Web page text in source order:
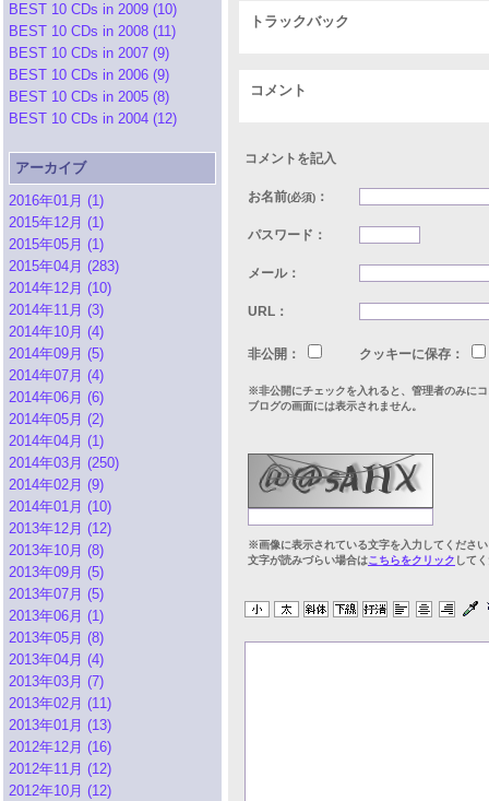
BEST 10 CDs in 2009 (10)
BEST 10 CDs in 2008 (11)
BEST 10 CDs in 2007 (9)
BEST 10 CDs in 2006 (9)
BEST 10 CDs in 2005 (8)
BEST 10 CDs in 2004 (12)
アーカイブ
2016年01月 (1)
2015年12月 (1)
2015年05月 (1)
2015年04月 (283)
2014年12月 (10)
2014年11月 (3)
2014年10月 (4)
2014年09月 (5)
2014年07月 (4)
2014年06月 (6)
2014年05月 (2)
2014年04月 (1)
2014年03月 (250)
2014年02月 (9)
2014年01月 (10)
2013年12月 (12)
2013年10月 (8)
2013年09月 (5)
2013年07月 (5)
2013年06月 (1)
2013年05月 (8)
2013年04月 (4)
2013年03月 (7)
2013年02月 (11)
2013年01月 (13)
2012年12月 (16)
2012年11月 (12)
2012年10月 (12)
トラックバック
コメント
コメントを記入
お名前(必須) ：
パスワード：
メール：
URL：
非公開： クッキーに保存：
※非公開にチェックを入れると、管理者のみに
ブログの画面には表示されません。
※画像に表示されている文字を入力してくださ
文字が読みづらい場合はこちらをクリック して